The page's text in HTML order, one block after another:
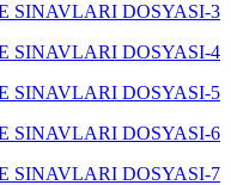
SINAVLARI DOSYASI-3
SINAVLARI DOSYASI-4
SINAVLARI DOSYASI-5
SINAVLARI DOSYASI-6
SINAVLARI DOSYASI-7